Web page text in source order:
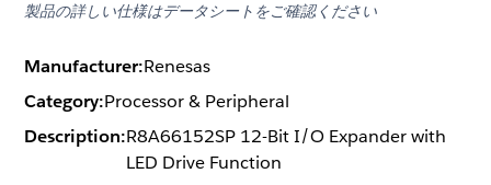
製品の詳しい仕様はデータシートをご確認ください
Manufacturer:Renesas
Category:Processor & Peripheral
Description:R8A66152SP 12-Bit I/O Expander with
LED Drive Function